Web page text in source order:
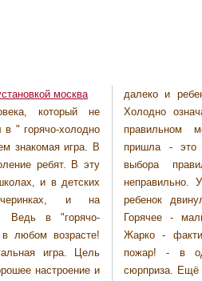
москва
который не
" горячо-холодно
знакомая игра. В
ребят. В эту
и в детских
и на
Ведь в "горячо-
любом возрасте!
игра. Цель
настроение и
далеко и
малыш ищет не в
зимушка-зима
ребенок после
идет
- это значит, что
направлении.
к подарку.
приза. Совсем
от своего
- и малыш держит
приятно.
и всегда
долгожданный
сказать, что
интересная, а
плюсы. Ведь вы
да и сами
научится
В-третьих
родителей и